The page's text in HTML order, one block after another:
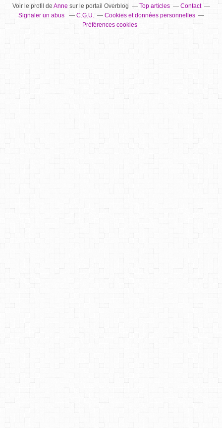
Voir le profil de Annesur le portail Overblog Top articles
Contact
Signaler un abus
C.G.U.
Cookies et données personnelles
Préférences cookies